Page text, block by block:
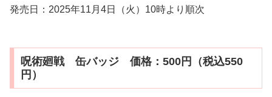
発売日：2025年11月4日（火）10時より順次
呪術廻戦 缶バッジ 価格：500円（税込550
円）